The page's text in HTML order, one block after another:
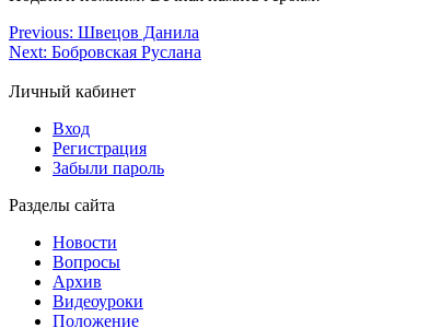
Previous: Швецов Данила
Next: Бобровская Руслана
Личный кабинет
Вход
Регистрация
Забыли пароль
Разделы сайта
Новости
Вопросы
Архив
Видеоуроки
Положение